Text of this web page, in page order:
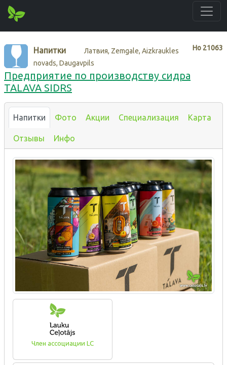
Нo 21063
Напитки
Латвия, Zemgale, Aizkraukles
novads, Daugavpils
Предприятие по производству сидра
TALAVA SIDRS
Напитки Фото Акции Специализация Карта
Отзывы Инфо
Член ассоциации LC